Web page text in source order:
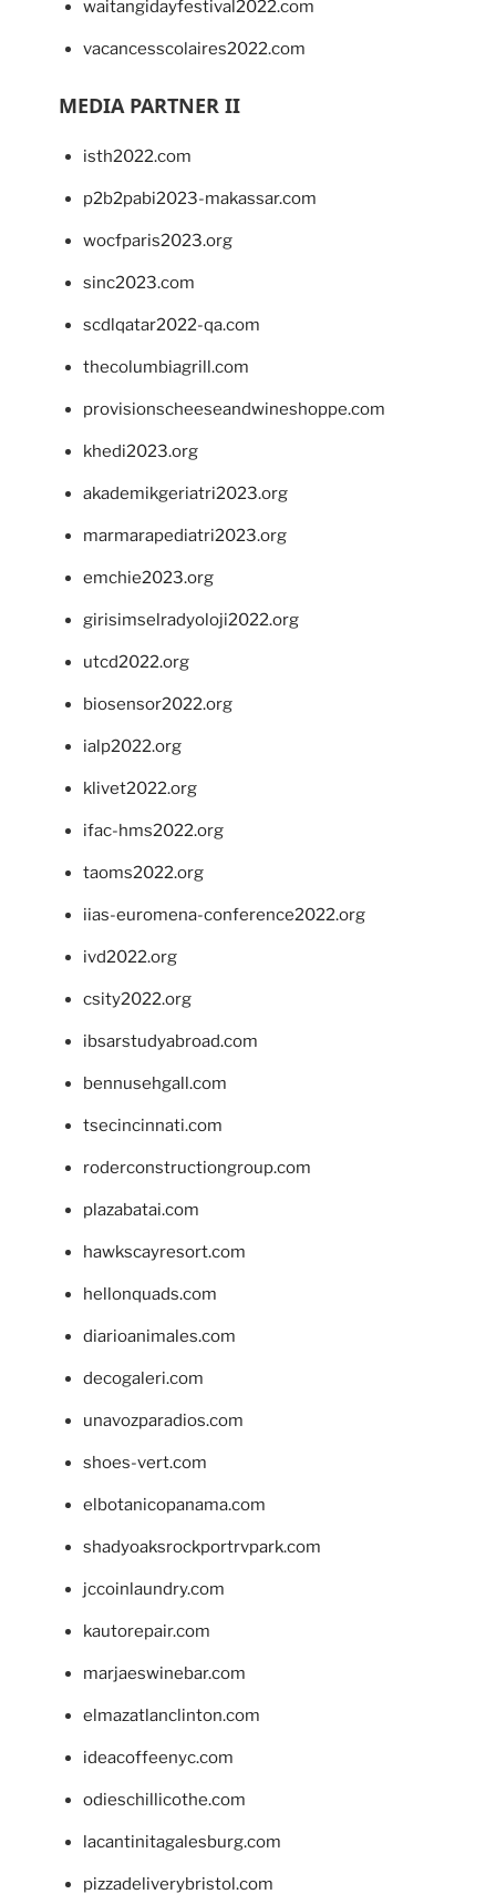
waitangidayfestival2022.com
vacancesscolaires2022.com
MEDIA PARTNER II
isth2022.com
p2b2pabi2023-makassar.com
wocfparis2023.org
sinc2023.com
scdlqatar2022-qa.com
thecolumbiagrill.com
provisionscheeseandwineshoppe.com
khedi2023.org
akademikgeriatri2023.org
marmarapediatri2023.org
emchie2023.org
girisimselradyoloji2022.org
utcd2022.org
biosensor2022.org
ialp2022.org
klivet2022.org
ifac-hms2022.org
taoms2022.org
iias-euromena-conference2022.org
ivd2022.org
csity2022.org
ibsarstudyabroad.com
bennusehgall.com
tsecincinnati.com
roderconstructiongroup.com
plazabatai.com
hawkscayresort.com
hellonquads.com
diarioanimales.com
decogaleri.com
unavozparadios.com
shoes-vert.com
elbotanicopanama.com
shadyoaksrockportrvpark.com
jccoinlaundry.com
kautorepair.com
marjaeswinebar.com
elmazatlanclinton.com
ideacoffeenyc.com
odieschillicothe.com
lacantinitagalesburg.com
pizzadeliverybristol.com